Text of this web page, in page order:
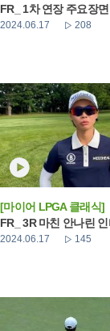
FR_ 1차 연장 주요장면
2024.06.17 208
[마이어 LPGA 클래식]
FR_ 3R 마친 안나린
2024.06.17 145